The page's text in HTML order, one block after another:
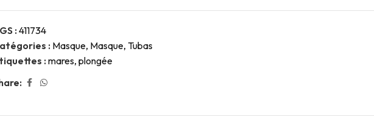
: 411734
: Masque, Masque, Tubas
: mares, plongée